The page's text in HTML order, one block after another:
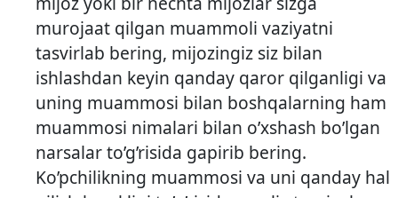
murojaat qilgan muammoli vaziyatni
tasvirlab bering, mijozingiz siz bilan
ishlashdan keyin qanday qaror qilganligi va
uning muammosi bilan boshqalarning ham
muammosi nimalari bilan o’xshash bo’lgan
narsalar to’g’risida gapirib bering.
Ko’pchilikning muammosi va uni qanday hal